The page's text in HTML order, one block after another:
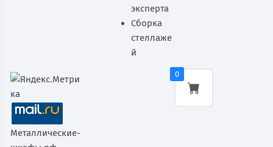
эксперта
Сборка
стеллаже
й
Металлические-
0